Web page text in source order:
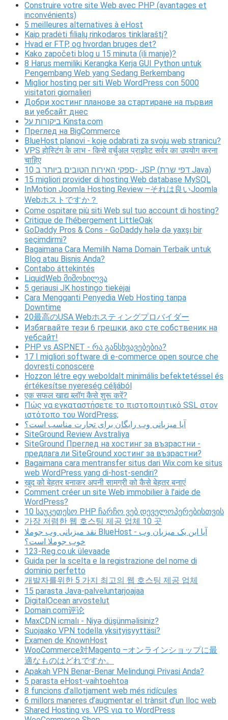
Construire votre site Web avec PHP (avantages et
inconvénients)
5 meilleures alternatives à eHost
Kaip pradėti filialų rinkodaros tinklaraštį?
Hvad er FTP, og hvordan bruges det?
Kako započeti blog u 15 minuta (ili manje)?
8 Harus memiliki Kerangka Kerja GUI Python untuk
Pengembang Web yang Sedang Berkembang
Miglior hosting per siti Web WordPress con 5000
visitatori giornalieri
Добри хостинг планове за стартиране на първия
ви уебсайт днес
ביקורות על Kinsta.com
Преглед на BigCommerce
BlueHost planovi - koje odabrati za svoju web stranicu?
VPS होस्टिंग के लाभ - किसे वर्चुअल प्राइवेट सर्वर का उपयोग करना
चाहिए
10 ספקי האירוח הטובים ביותר ב- JSP (דפי שרת Java)
15 migliori provider di hosting Web database MySQL
InMotion Joomla Hosting Review –それは良いJoomla
Webホストですか？
Come ospitare più siti Web sul tuo account di hosting?
Critique de l’hébergement LittleOak
GoDaddy Pros & Cons - GoDaddy hələ də yaxşı bir
seçimdirmi?
Bagaimana Cara Memilih Nama Domain Terbaik untuk
Blog atau Bisnis Anda?
Contabo áttekintés
LiquidWeb მიმოხილვა
5 geriausi JK hostingo tiekėjai
Cara Mengganti Penyedia Web Hosting tanpa
Downtime
20最高のUSA Webホスティングプロバイダー
Избягвайте тези 6 грешки, ако сте собственик на
уебсайт!
PHP vs ASP.NET - რა განსხვავებებია?
17 I migliori software di e-commerce open source che
dovresti conoscere
Hozzon létre egy weboldalt minimális befektetéssel és
értékesítse nyereség céljából
एक सफल खाद्य ब्लॉग कैसे शुरू करें?
Πώς να εγκαταστήσετε το πιστοποιητικό SSL στον
ιστότοπο του WordPress;
آیا میزبانی وب رایگان برای تجارت مناسب است؟
SiteGround Review Avstraliya
SiteGround Преглед на хостинг за възрастни -
предлага ли SiteGround хостинг за възрастни?
Bagaimana cara mentransfer situs dari Wix.com ke situs
web WordPress yang di-host-sendiri?
खुद को बेहतर बनाकर अपनी सामग्री को कैसे बेहतर बनाएं
Comment créer un site Web immobilier à l’aide de
WordPress?
10 საუკეთესო PHP ჩარჩო ვებ დეველოპერებისთვის
가장 저렴한 웹 호스팅 제공 업체 10 곳
نقد میزبانی وب جوملا BlueHost - آیا این یک میزبان وب
خوب جوملا است؟
123-Reg.co.uk ülevaade
Guida per la scelta e la registrazione del nome di
dominio perfetto
개발자를위한 5 가지 최고의 웹 호스팅 제공 업체
15 parasta Java-palveluntarjoajaa
DigitalOcean arvostelut
Domain.com评论
MaxCDN icmalı - Niyə düşünməlisiniz?
Suojaako VPN todella yksityisyyttäsi?
Examen de KnownHost
WooCommerce対Magento –オンラインショップに最
適なものはどれですか。
Apakah VPN Benar-Benar Melindungi Privasi Anda?
5 parasta eHost-vaihtoehtoa
8 funcions d’allotjament web més ridícules
6 millors maneres d’augmentar el trànsit d’un lloc web
Shared Hosting vs. VPS για το WordPress